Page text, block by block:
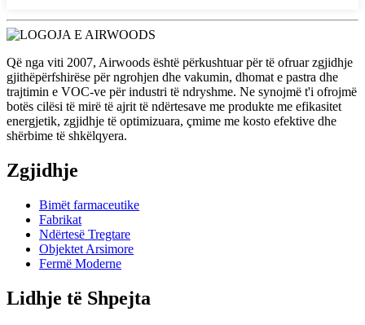
Që nga viti 2007, Airwoods është përkushtuar për të ofruar zgjidhje
gjithëpërfshirëse për ngrohjen dhe vakumin, dhomat e pastra dhe
trajtimin e VOC-ve për industri të ndryshme. Ne synojmë t'i ofrojmë
botës cilësi të mirë të ajrit të ndërtesave me produkte me efikasitet
energjetik, zgjidhje të optimizuara, çmime me kosto efektive dhe
shërbime të shkëlqyera.
Zgjidhje
Bimët farmaceutike
Fabrikat
Ndërtesë Tregtare
Objektet Arsimore
Fermë Moderne
Lidhje të Shpejta